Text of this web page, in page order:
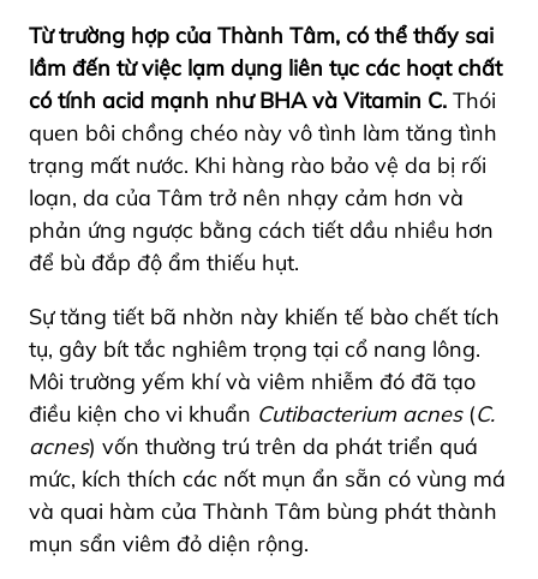
Từ trường hợp của Thành Tâm, có thể thấy sai
lầm đến từ việc lạm dụng liên tục các hoạt chất
có tính acid mạnh như BHA và Vitamin C. Thói
quen bôi chồng chéo này vô tình làm tăng tình
trạng mất nước. Khi hàng rào bảo vệ da bị rối
loạn, da của Tâm trở nên nhạy cảm hơn và
phản ứng ngược bằng cách tiết dầu nhiều hơn
để bù đắp độ ẩm thiếu hụt.
Sự tăng tiết bã nhờn này khiến tế bào chết tích
tụ, gây bít tắc nghiêm trọng tại cổ nang lông.
Môi trường yếm khí và viêm nhiễm đó đã tạo
điều kiện cho vi khuẩn Cutibacterium acnes(C.
acnes) vốn thường trú trên da phát triển quá
mức, kích thích các nốt mụn ẩn sẵn có vùng má
và quai hàm của Thành Tâm bùng phát thành
mụn sẩn viêm đỏ diện rộng.